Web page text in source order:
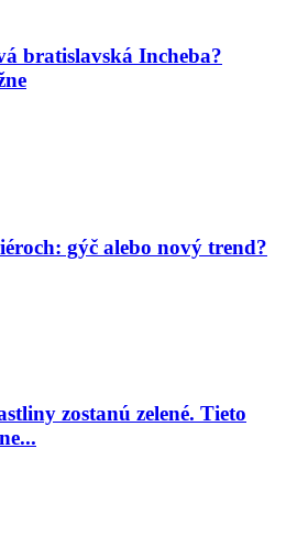
bratislavská Incheba?
gýč alebo nový trend?
zostanú zelené. Tieto